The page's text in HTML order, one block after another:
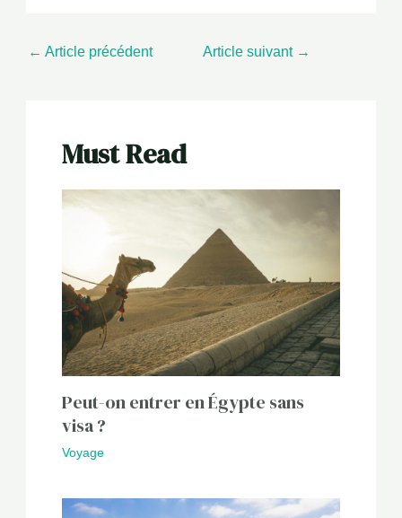
← Article précédent Article suivant →
Must Read
Peut-on entrer en Égypte sans
visa ?
Voyage